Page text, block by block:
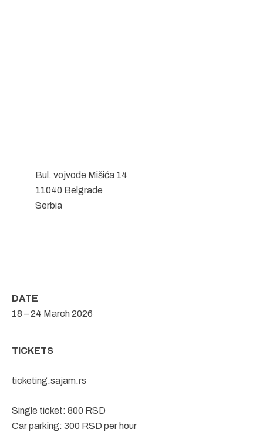
Bul. vojvode Mišića 14
11040 Belgrade
Serbia
DATE
18 – 24 March 2026
TICKETS
ticketing.sajam.rs
Single ticket: 800 RSD
Car parking: 300 RSD per hour